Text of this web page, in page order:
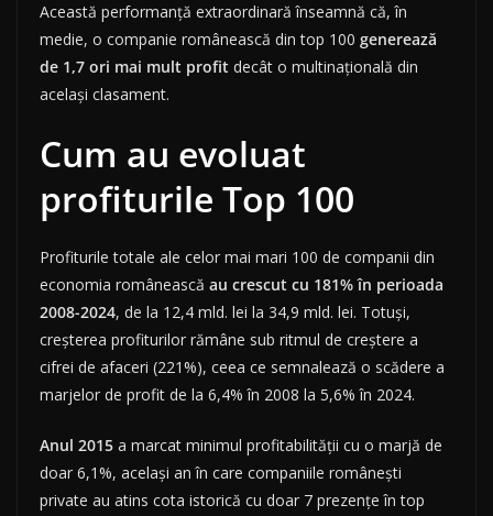
Această performanță extraordinară înseamnă că, în
medie, o companie românească din top 100 generează
de 1,7 ori mai mult profit decât o multinațională din
același clasament.
Cum au evoluat
profiturile Top 100
Profiturile totale ale celor mai mari 100 de companii din
economia românească au crescut cu 181% în perioada
2008-2024, de la 12,4 mld. lei la 34,9 mld. lei. Totuși,
creșterea profiturilor rămâne sub ritmul de creștere a
cifrei de afaceri (221%), ceea ce semnalează o scădere a
marjelor de profit de la 6,4% în 2008 la 5,6% în 2024.
Anul 2015 a marcat minimul profitabilității cu o marjă de
doar 6,1%, același an în care companiile românești
private au atins cota istorică cu doar 7 prezențe în top